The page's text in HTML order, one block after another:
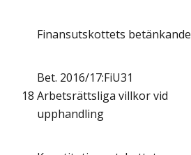
Finansutskottets betänkande
18
Bet. 2016/17:FiU31
Arbetsrättsliga villkor vid
upphandling